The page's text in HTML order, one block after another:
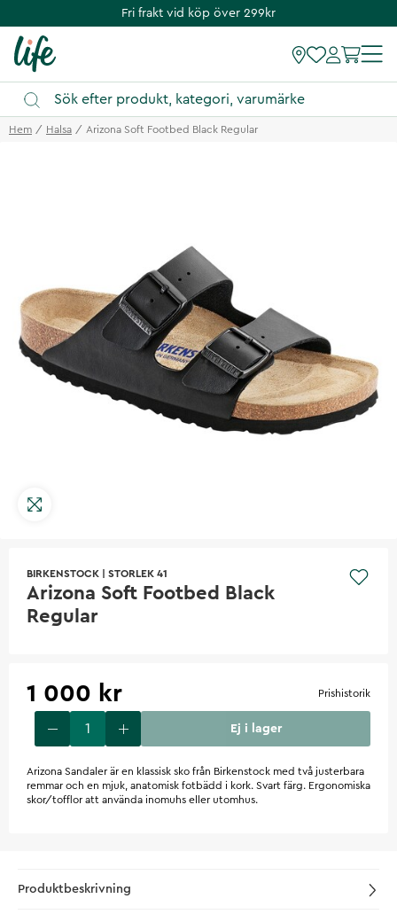
Fri frakt vid köp över 299kr
Hem Halsa Arizona Soft Footbed Black Regular
BIRKENSTOCK STORLEK 41
Arizona Soft Footbed Black
Regular
1 000 kr Prishistorik
Ej i lager
Arizona Sandaler är en klassisk sko från Birkenstock med två justerbara
remmar och en mjuk, anatomisk fotbädd i kork. Svart färg. Ergonomiska
skor/tofflor att använda inomuhs eller utomhus.
Produktbeskrivning